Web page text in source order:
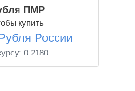
ПМР
купить
России
0.2180